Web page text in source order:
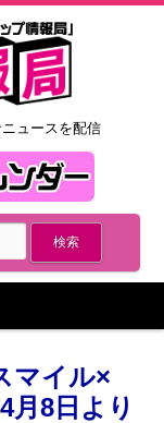
ュースを配信
マイル×
月8日より